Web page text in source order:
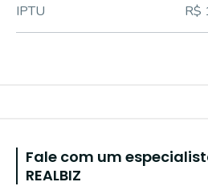
IPTU R$
Fale com um
REALBIZ